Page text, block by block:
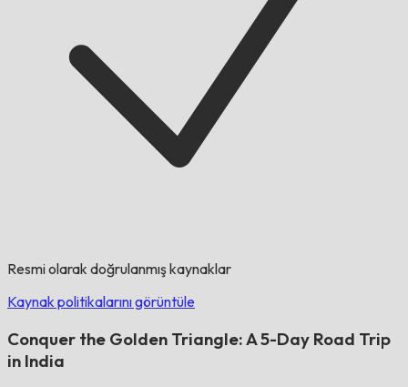
Resmi olarak doğrulanmış kaynaklar
Kaynak politikalarını görüntüle
Conquer the Golden Triangle: A 5-Day Road Trip
in India